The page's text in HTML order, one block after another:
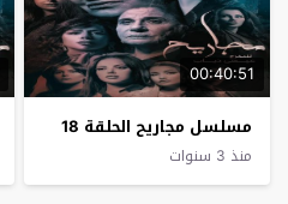
00:40:51
مسلسل مجاريح الحلقة 18
منذ 3 سنوات